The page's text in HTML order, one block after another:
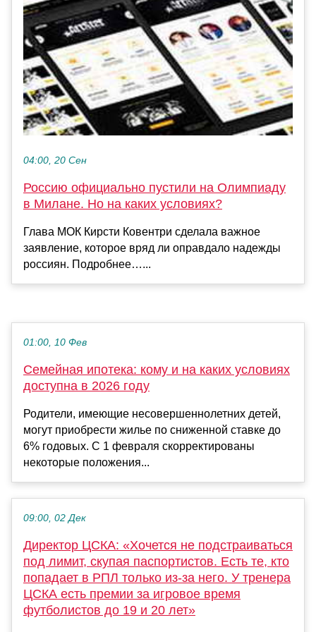
04:00, 20 Сен
Россию официально пустили на Олимпиаду
в Милане. Но на каких условиях?
Глава МОК Кирсти Ковентри сделала важное
заявление, которое вряд ли оправдало надежды
россиян. Подробнее…...
01:00, 10 Фев
Семейная ипотека: кому и на каких условиях
доступна в 2026 году
Родители, имеющие несовершеннолетних детей,
могут приобрести жилье по сниженной ставке до
6% годовых. С 1 февраля скорректированы
некоторые положения...
09:00, 02 Дек
Директор ЦСКА: «Хочется не подстраиваться
под лимит, скупая паспортистов. Есть те, кто
попадает в РПЛ только из-за него. У тренера
ЦСКА есть премии за игровое время
футболистов до 19 и 20 лет»